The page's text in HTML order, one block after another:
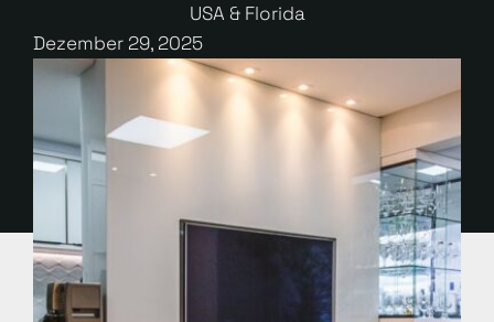
USA & Florida
Dezember 29, 2025